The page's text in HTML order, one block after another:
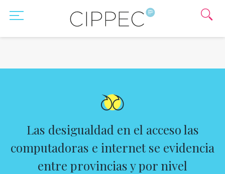
Las desigualdad en el acceso las
computadoras e internet se evidencia
entre provincias y por nivel